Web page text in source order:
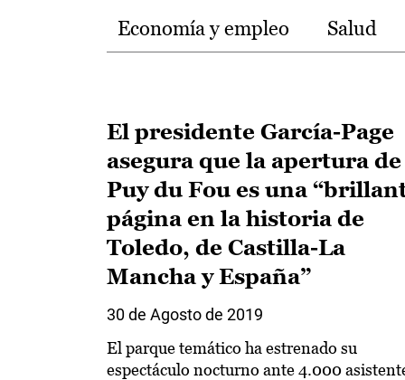
Temas
Economía y empleo Salud
El presidente García-Page
asegura que la apertura de
Puy du Fou es una
página en la historia de
Toledo, de Castilla-La
Mancha y España”
30 de Agosto de 2019
El parque temático ha estrenado su
espectáculo nocturno ante 4.000